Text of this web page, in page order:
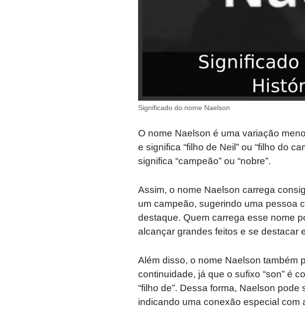
Significado do nome Naelson
O nome Naelson é uma variação
e significa “filho de Neil” ou “filho do
significa “campeão” ou “nobre”.
Assim, o nome Naelson carrega
um campeão, sugerindo uma pessoa
destaque. Quem carrega esse nome
alcançar grandes feitos e se destacar
Além disso, o nome Naelson também
continuidade, já que o sufixo “son” é
“filho de”. Dessa forma, Naelson
indicando uma conexão especial com